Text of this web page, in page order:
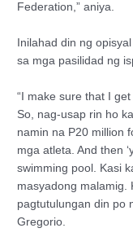
Federation,” aniya.
Inilahad din ng
sa mga pasilidad ng
“I make sure that I
So, nag-usap rin ho
namin na P20 million
mga atleta. And then
swimming pool. Kasi
masyadong malamig.
pagtutulungan din po
Gregorio.